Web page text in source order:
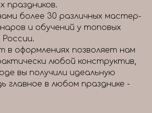
праздников.
более 30 различных мастер-
и обучений у топовых
в оформлениях позволяет нам
любой конструктив,
вы получили идеальную
главное в любом празднике -